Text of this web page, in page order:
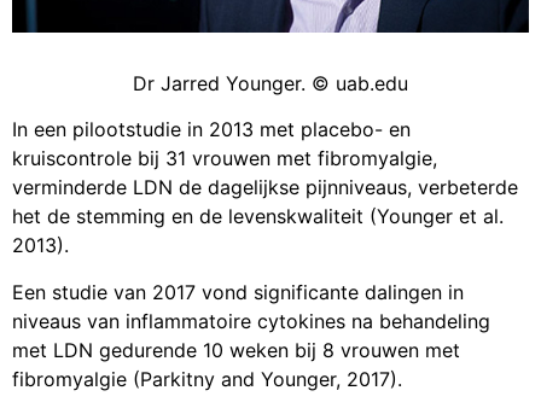
Dr Jarred Younger. © uab.edu
In een pilootstudie in 2013 met placebo- en
kruiscontrole bij 31 vrouwen met fibromyalgie,
verminderde LDN de dagelijkse pijnniveaus, verbeterde
het de stemming en de levenskwaliteit (Younger et al.
2013).
Een studie van 2017 vond significante dalingen in
niveaus van inflammatoire cytokines na behandeling
met LDN gedurende 10 weken bij 8 vrouwen met
fibromyalgie (Parkitny and Younger, 2017).